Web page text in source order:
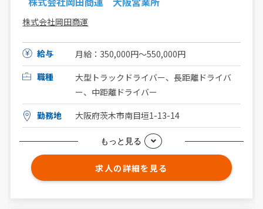
株式会社岡田商運
給与
月給：350,000円～550,000円
職種
大型トラックドライバー、長距離ドライバ
ー、中距離ドライバー
勤務地
大阪府茨木市南目垣1-13-14
もっと見る
求人の詳細を見る